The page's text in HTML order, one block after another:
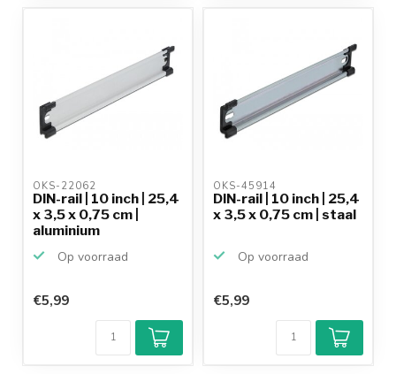
OKS-22062
DIN-rail | 10 inch | 25,4
x 3,5 x 0,75 cm |
aluminium
Op voorraad
€5,99
OKS-45914
DIN-rail | 10 inch | 25,4
x 3,5 x 0,75 cm | staal
Op voorraad
€5,99